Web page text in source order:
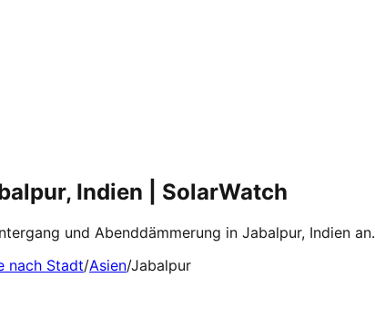
Indien | SolarWatch
und Abenddämmerung in Jabalpur, Indien an.
nach Stadt/Asien/Jabalpur